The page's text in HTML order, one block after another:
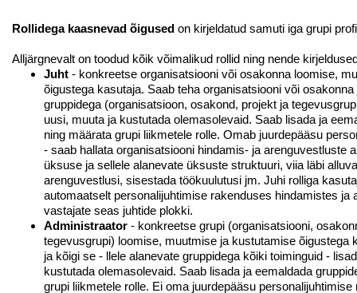
Rollidega kaasnevad õigused on kirjeldatud samuti iga grupi
Alljärgnevalt on toodud kõik võimalikud rollid ning nende
Juht - konkreetse organisatsiooni või osakonna loomise,
õigustega kasutaja. Saab teha organisatsiooni või
gruppidega (organisatsioon, osakond, projekt ja
uusi, muuta ja kustutada olemasolevaid. Saab lisada ja
ning määrata grupi liikmetele rolle. Omab juurdepääsu
- saab hallata organisatsiooni hindamis- ja arenguvestluste
üksuse ja sellele alanevate üksuste struktuuri, viia läbi
arenguvestlusi, sisestada töökuulutusi jm. Juhi rolliga
automaatselt personalijuhtimise rakenduses hindamistes ja
vastajate seas juhtide plokki.
Administraator - konkreetse grupi (organisatsiooni,
tegevusgrupi) loomise, muutmise ja kustutamise õigustega
ja kõigi se - llele alanevate gruppidega kõiki toiminguid -
kustutada olemasolevaid. Saab lisada ja eemaldada
grupi liikmetele rolle. Ei oma juurdepääsu personalijuhtimise